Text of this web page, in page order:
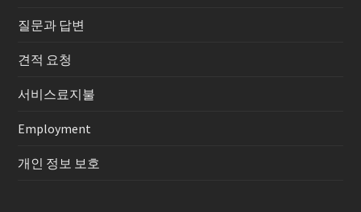
질문과 답변
견적 요청
서비스료지불
Employment
개인 정보 보호